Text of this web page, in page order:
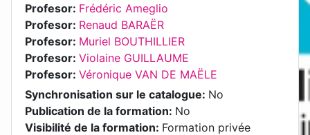
Profesor: Frédéric Ameglio
Profesor: Renaud BARAËR
Profesor: Muriel BOUTHILLIER
Profesor: Violaine GUILLAUME
Profesor: Véronique VAN DE MAËLE
Synchronisation sur le catalogue: No
Publication de la formation: No
Visibilité de la formation: Formation privée